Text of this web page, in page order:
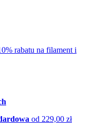
rabatu na filament i
od 229,00 zł